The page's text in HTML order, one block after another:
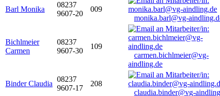
Barl Monika
08237
9607-20
009
monika.barl@vg-
Bichlmeier
Carmen
08237
9607-30
109
carmen.bichlmeier@vg-
aindling.de
Binder Claudia
08237
9607-17
208
claudia.binder@vg-